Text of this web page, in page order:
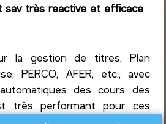
sav très reactive et efficace
la gestion de titres, Plan
PERCO, AFER, etc., avec
des cours des
très performant pour ces
la suite